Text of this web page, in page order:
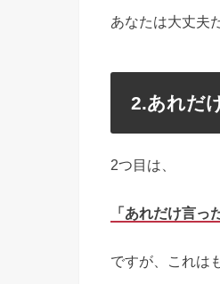
あなたは大丈夫
2.あれだ
2つ目は、
「あれだけ言っ
ですが、これは